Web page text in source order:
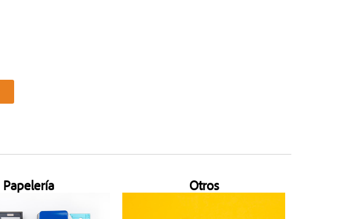
Papelería Otros